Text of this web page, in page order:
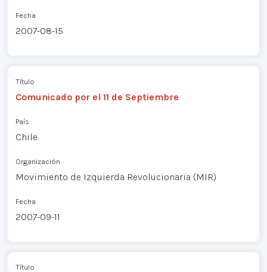
Fecha
2007-08-15
Título
Comunicado por el 11 de Septiembre
País
Chile
Organización
Movimiento de Izquierda Revolucionaria (MIR)
Fecha
2007-09-11
Título